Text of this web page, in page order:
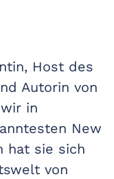
Host des
Autorin von
in
New
hat sie sich
von